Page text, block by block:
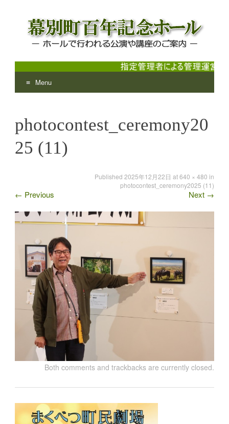
幕別町百年記念ホール
ホールで行われる公演や講座のご案内
Menu
content
photocontest_ceremony20
25 (11)
Published 2025年12月22日 at640 × 480 in
photocontest_ceremony2025 (11)
← Previous Next →
Both comments and trackbacks are currently closed.